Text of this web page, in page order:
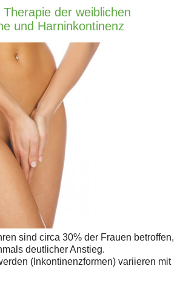
der weiblichen
und Harninkontinenz
sind circa 30% der Frauen betroffen,
deutlicher Anstieg.
(Inkontinenzformen) variieren mit